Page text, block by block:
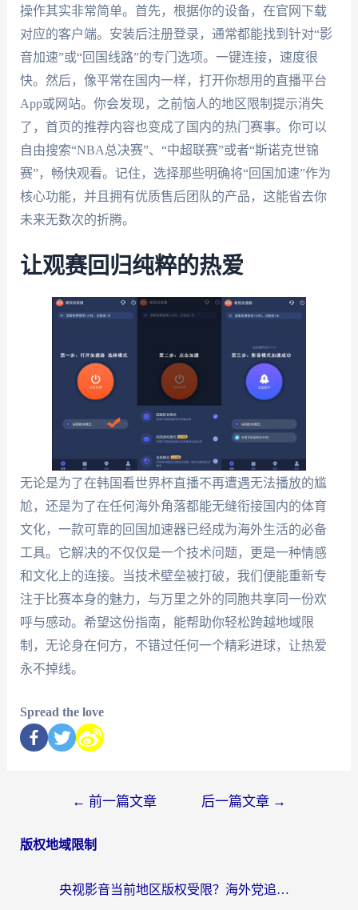
操作其实非常简单。首先，根据你的设备，在官网下载
对应的客户端。安装后注册登录，通常都能找到针对“影
音加速”或“回国线路”的专门选项。一键连接，速度很
快。然后，像平常在国内一样，打开你想用的直播平台
App或网站。你会发现，之前恼人的地区限制提示消失
了，首页的推荐内容也变成了国内的热门赛事。你可以
自由搜索“NBA总决赛”、“中超联赛”或者“斯诺克世锦
赛”，畅快观看。记住，选择那些明确将“回国加速”作为
核心功能，并且拥有优质售后团队的产品，这能省去你
未来无数次的折腾。
让观赛回归纯粹的热爱
无论是为了在韩国看世界杯直播不再遭遇无法播放的尴
尬，还是为了在任何海外角落都能无缝衔接国内的体育
文化，一款可靠的回国加速器已经成为海外生活的必备
工具。它解决的不仅仅是一个技术问题，更是一种情感
和文化上的连接。当技术壁垒被打破，我们便能重新专
注于比赛本身的魅力，与万里之外的同胞共享同一份欢
呼与感动。希望这份指南，能帮助你轻松跨越地域限
制，无论身在何方，不错过任何一个精彩进球，让热爱
永不掉线。
Spread the love
← 前一篇文章 后一篇文章 →
版权地域限制
央视影音当前地区版权受限？海外党追剧看片的终极解决方案来了